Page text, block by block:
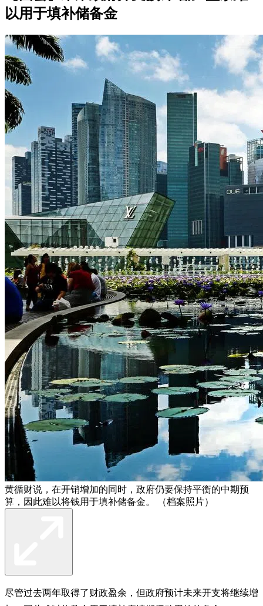
以用于填补储备金
黄循财说，在开销增加的同时，政府仍要保持平衡的中期预
算，因此难以将钱用于填补储备金。 （档案照片）
尽管过去两年取得了财政盈余，但政府预计未来开支将继续增